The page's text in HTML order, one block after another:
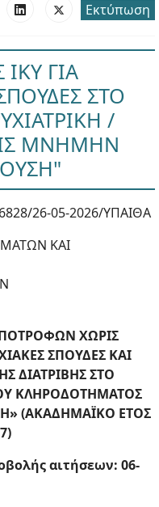
Εκτύπωση
ΓΙΑ
ΣΤΟ
/
ΜΝΗΜΗΝ
26-05-2026/ΥΠΑΙΘΑ
ΚΑΙ
ΧΩΡΙΣ
ΣΠΟΥΔΕΣ ΚΑΙ
ΔΙΑΤΡΙΒΗΣ ΣΤΟ
ΚΛΗΡΟΔΟΤΗΜΑΤΟΣ
(ΑΚΑΔΗΜΑΪΚΟ ΕΤΟΣ
αιτήσεων: 06-